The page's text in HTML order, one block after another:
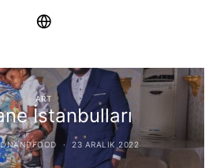
ART
İstanbulları
23 ARALIK 2022